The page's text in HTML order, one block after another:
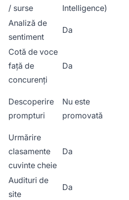
/ surse
Intelligence)
Analiză de
sentiment
Da
Cotă de voce
față de
concurenți
Da
Descoperire
prompturi
Nu este
promovată
Urmărire
clasamente
cuvinte cheie
Da
Audituri de
site
Da